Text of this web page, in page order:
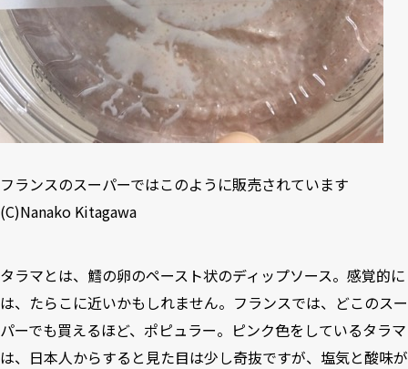
フランスのスーパーではこのように販売されています
(C)Nanako Kitagawa
タラマとは、鱈の卵のペースト状のディップソース。感覚的に
は、たらこに近いかもしれません。フランスでは、どこのスー
パーでも買えるほど、ポピュラー。ピンク色をしているタラマ
は、日本人からすると見た目は少し奇抜ですが、塩気と酸味が